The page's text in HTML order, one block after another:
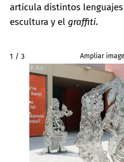
articula distintos
escultura y el graffiti.
2 / 3 Ampliar